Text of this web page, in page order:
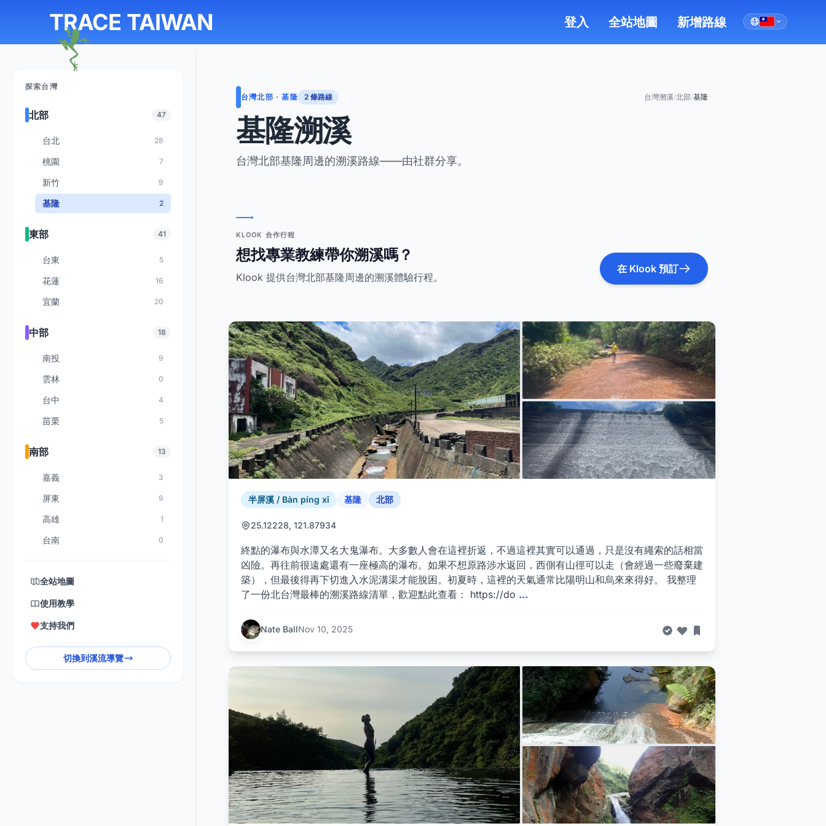
TRACE TAIWAN 登入 全站地圖 新增路線
探索台灣
北部 47
台北 28
桃園 7
新竹 9
基隆 2
東部 41
台東 5
花蓮 16
宜蘭 20
中部 18
南投 9
雲林 0
台中 4
苗栗 5
南部 13
嘉義 3
屏東 9
高雄 1
台南 0
全站地圖
使用教學
支持我們
切換到溪流導覽
台灣北部 · 基隆 2 條路線 台灣溯溪/北部/基隆
基隆溯溪
台灣北部基隆周邊的溯溪路線——由社群分享。
KLOOK 合作行程
想找專業教練帶你溯溪嗎？
Klook 提供台灣北部基隆周邊的溯溪體驗行程。
在 Klook 預訂
半屏溪 / Bàn píng xī 基隆 北部
25.12228, 121.87934
終點的瀑布與水潭又名大鬼瀑布。大多數人會在這裡折返，不過這裡其實可以通過，只是沒有繩索的話相當
凶險。再往前很遠處還有一座極高的瀑布。如果不想原路涉水返回，西側有山徑可以走（會經過一些廢棄建
築），但最後得再下切進入水泥溝渠才能脫困。初夏時，這裡的天氣通常比陽明山和烏來來得好。 我整理
了一份北台灣最棒的溯溪路線清單，歡迎點此查看： https://do ...
Nate BallNov 10, 2025